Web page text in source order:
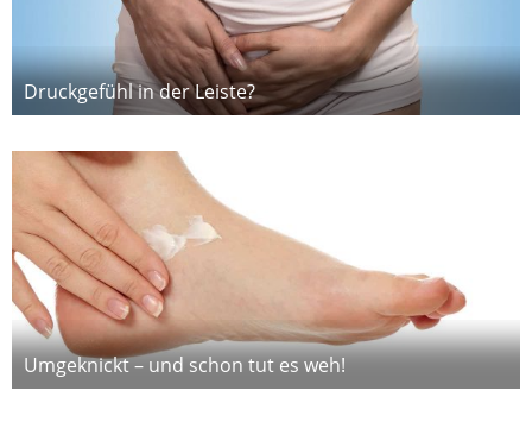
Druckgefühl in der Leiste?
Umgeknickt – und schon tut es weh!